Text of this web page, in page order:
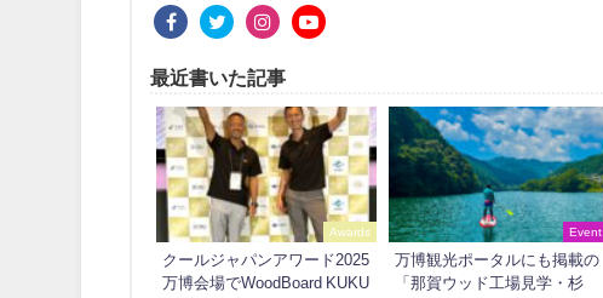
最近書いた記事
Awards
クールジャパンアワード2025
万博会場でWoodBoard KUKU
Event
万博観光ポータルにも掲載の
「那賀ウッド工場見学・杉